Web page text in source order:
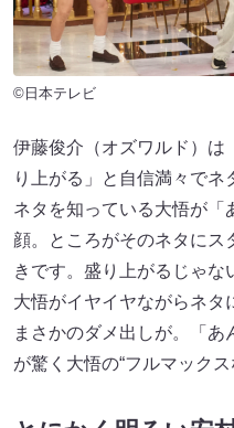
©日本テレビ
伊藤俊介（オズワルド）は
り上がる」と自信満々で
ネタを知っている大悟が「
顔。ところがそのネタにス
きです。盛り上がるじゃな
大悟がイヤイヤながらネタ
まさかのダメ出しが。「
が驚く大悟の“フルマックス